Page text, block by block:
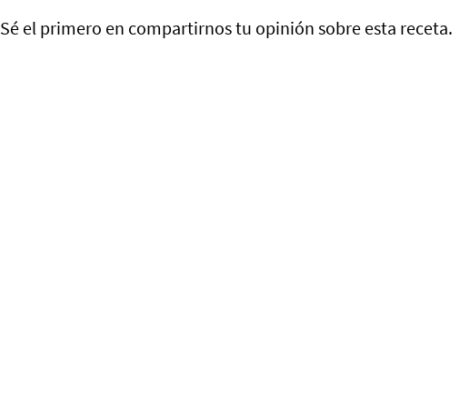
Sé el primero en compartirnos tu opinión sobre esta receta.